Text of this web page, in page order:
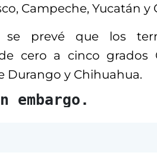
Campeche, Yucatán y
se prevé que los
cero a cinco grados
Durango y Chihuahua.
embargo.